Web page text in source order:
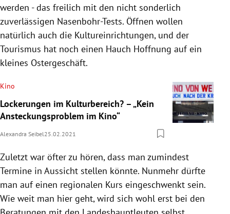
werden - das freilich mit den nicht sonderlich
zuverlässigen Nasenbohr-Tests. Öffnen wollen
natürlich auch die Kultureinrichtungen, und der
Tourismus hat noch einen Hauch Hoffnung auf ein
kleines Ostergeschäft.
Kino
Lockerungen im Kulturbereich? – „Kein
Ansteckungsproblem im Kino“
Alexandra Seibel 25.02.2021
Zuletzt war öfter zu hören, dass man zumindest
Termine in Aussicht stellen könnte. Nunmehr dürfte
man auf einen regionalen Kurs eingeschwenkt sein.
Wie weit man hier geht, wird sich wohl erst bei den